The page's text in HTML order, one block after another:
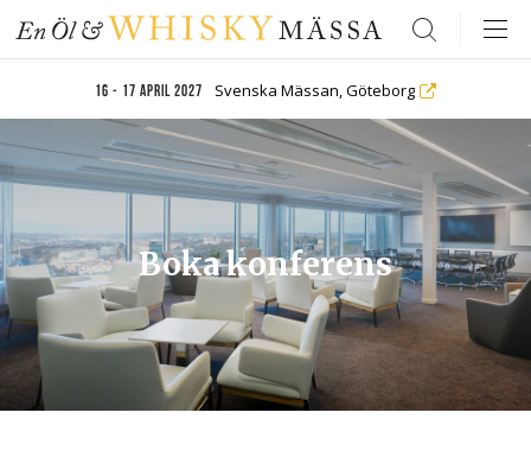
16 - 17 april 2027 Svenska Mässan, Göteborg
Search
Boka konferens